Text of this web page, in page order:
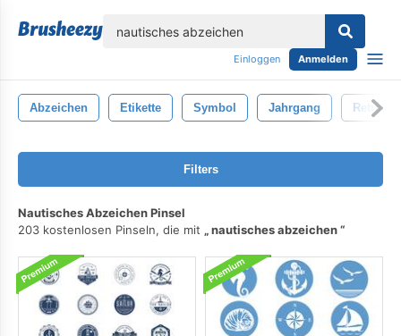
Einloggen Anmelden
Abzeichen Etikette Symbol Jahrgang Retro
Filters
Nautisches Abzeichen Pinsel
203 kostenlosen Pinseln, die mit
nautisches abzeichen